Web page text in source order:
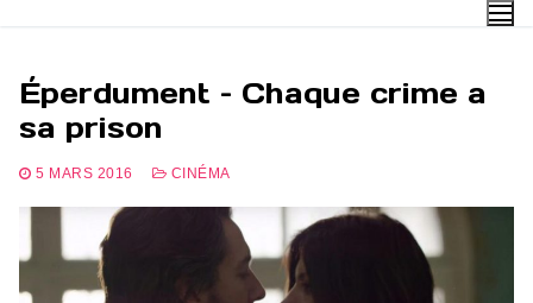
contenu
Éperdument – Chaque crime a
sa prison
5 MARS 2016 CINÉMA